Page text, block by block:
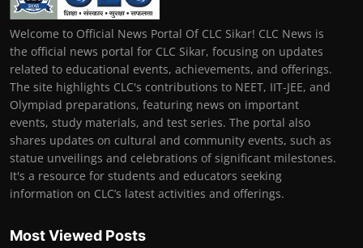
Welcome to Official News Portal Of CLC Sikar! CLC News is
the official news portal for CLC Sikar, focusing on updates
related to educational events, achievements, and offerings.
The site highlights CLC's contributions to NEET, IIT-JEE, and
Olympiad preparations, featuring news on important
events, study materials, and test series. The portal also
shares updates on cultural and community events, such as
statue unveilings and celebrations of significant milestones.
It's a resource for students and educators seeking
information on CLC’s latest activities and offerings.
Most Viewed Posts